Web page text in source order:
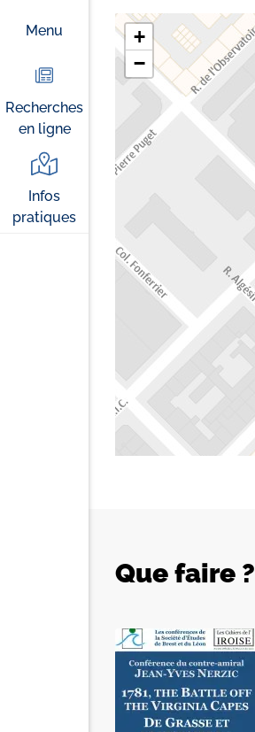
Menu
Recherches
en ligne
Infos
pratiques
+
−
Que faire ?